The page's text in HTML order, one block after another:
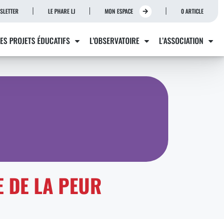
LE PHARE LJ MON ESPACE 0 ARTICLE
PROJETS ÉDUCATIFS L’OBSERVATOIRE L’ASSOCIATION
DE LA PEUR